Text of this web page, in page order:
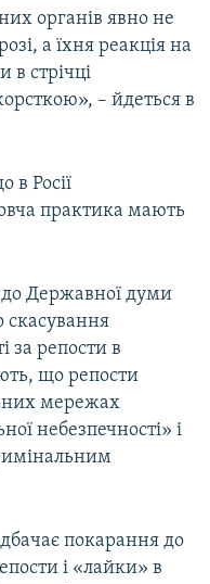
органів явно не
а їхня реакція на
в стрічці
– йдеться в
в Росії
практика мають
Державної думи
скасування
за репости в
що репости
мережах
небезпечності» і
покарання до
і «лайки» в